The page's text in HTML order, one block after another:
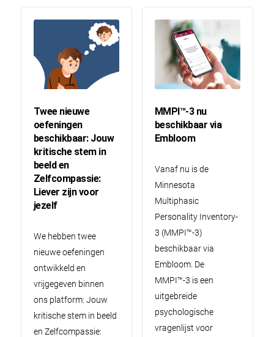
Twee nieuwe
oefeningen
beschikbaar: Jouw
kritische stem in
beeld en
Zelfcompassie:
Liever zijn voor
jezelf
We hebben twee
nieuwe oefeningen
ontwikkeld en
vrijgegeven binnen
ons platform: Jouw
kritische stem in beeld
en Zelfcompassie:
MMPI™-3 nu
beschikbaar via
Embloom
Vanaf nu is de
Minnesota
Multiphasic
Personality Inventory-
3 (MMPI™-3)
beschikbaar via
Embloom. De
MMPI™-3 is een
uitgebreide
psychologische
vragenlijst voor